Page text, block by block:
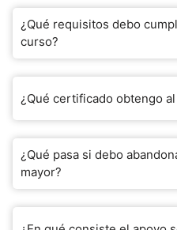
¿Qué requisitos debo
curso?
¿Qué certificado obtengo
¿Qué pasa si debo
mayor?